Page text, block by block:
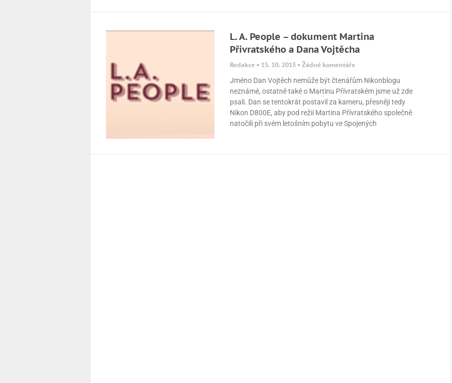
L. A. People – dokument Martina
Přívratského a Dana Vojtěcha
Redakce 15. 10. 2013 Žádné komentáře
Jméno Dan Vojtěch nemůže být čtenářům Nikonblogu
neznámé, ostatně také o Martinu Přívratském jsme už zde
psali. Dan se tentokrát postavil za kameru, přesněji tedy
Nikon D800E, aby pod režií Martina Přívratského společně
natočili při svém letošním pobytu ve Spojených